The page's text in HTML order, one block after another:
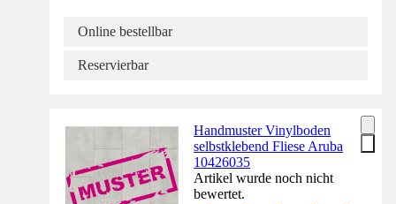
Online bestellbar
Reservierbar
Handmuster Vinylboden
selbstklebend Fliese Aruba
10426035
Artikel wurde noch nicht
bewertet.